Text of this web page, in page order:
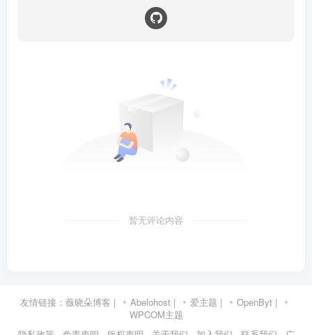
暂无评论内容
友情链接： 薇晓朵博客 | Abelohost | 爱主题 | OpenByt |
WPCOM主题